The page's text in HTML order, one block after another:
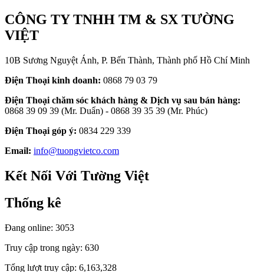
CÔNG TY TNHH TM & SX TƯỜNG
VIỆT
10B Sương Nguyệt Ánh, P. Bến Thành, Thành phố Hồ Chí Minh
Điện Thoại kinh doanh: 0868 79 03 79
Điện Thoại chăm sóc khách hàng & Dịch vụ sau bán hàng:
0868 39 09 39 (Mr. Duẩn) - 0868 39 35 39 (Mr. Phúc)
Điện Thoại góp ý: 0834 229 339
Email: info@tuongvietco.com
Kết Nối Với Tường Việt
Thống kê
Đang online: 3053
Truy cập trong ngày: 630
Tổng lượt truy cập: 6,163,328